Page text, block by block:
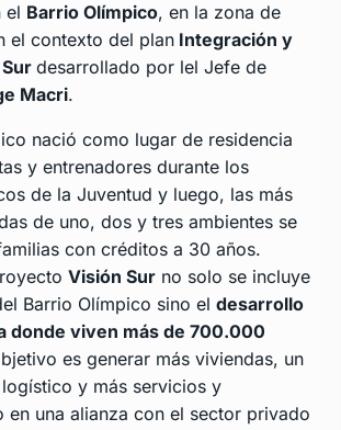
el Barrio Olímpico, en la zona de
el contexto del plan Integración y
desarrollado por lel Jefe de
Macri.
nació como lugar de residencia
y entrenadores durante los
de la Juventud y luego, las más
de uno, dos y tres ambientes se
con créditos a 30 años.
Visión Sur no solo se incluye
Barrio Olímpico sino el desarrollo
donde viven más de 700.000
es generar más viviendas, un
y más servicios y
en una alianza con el sector privado